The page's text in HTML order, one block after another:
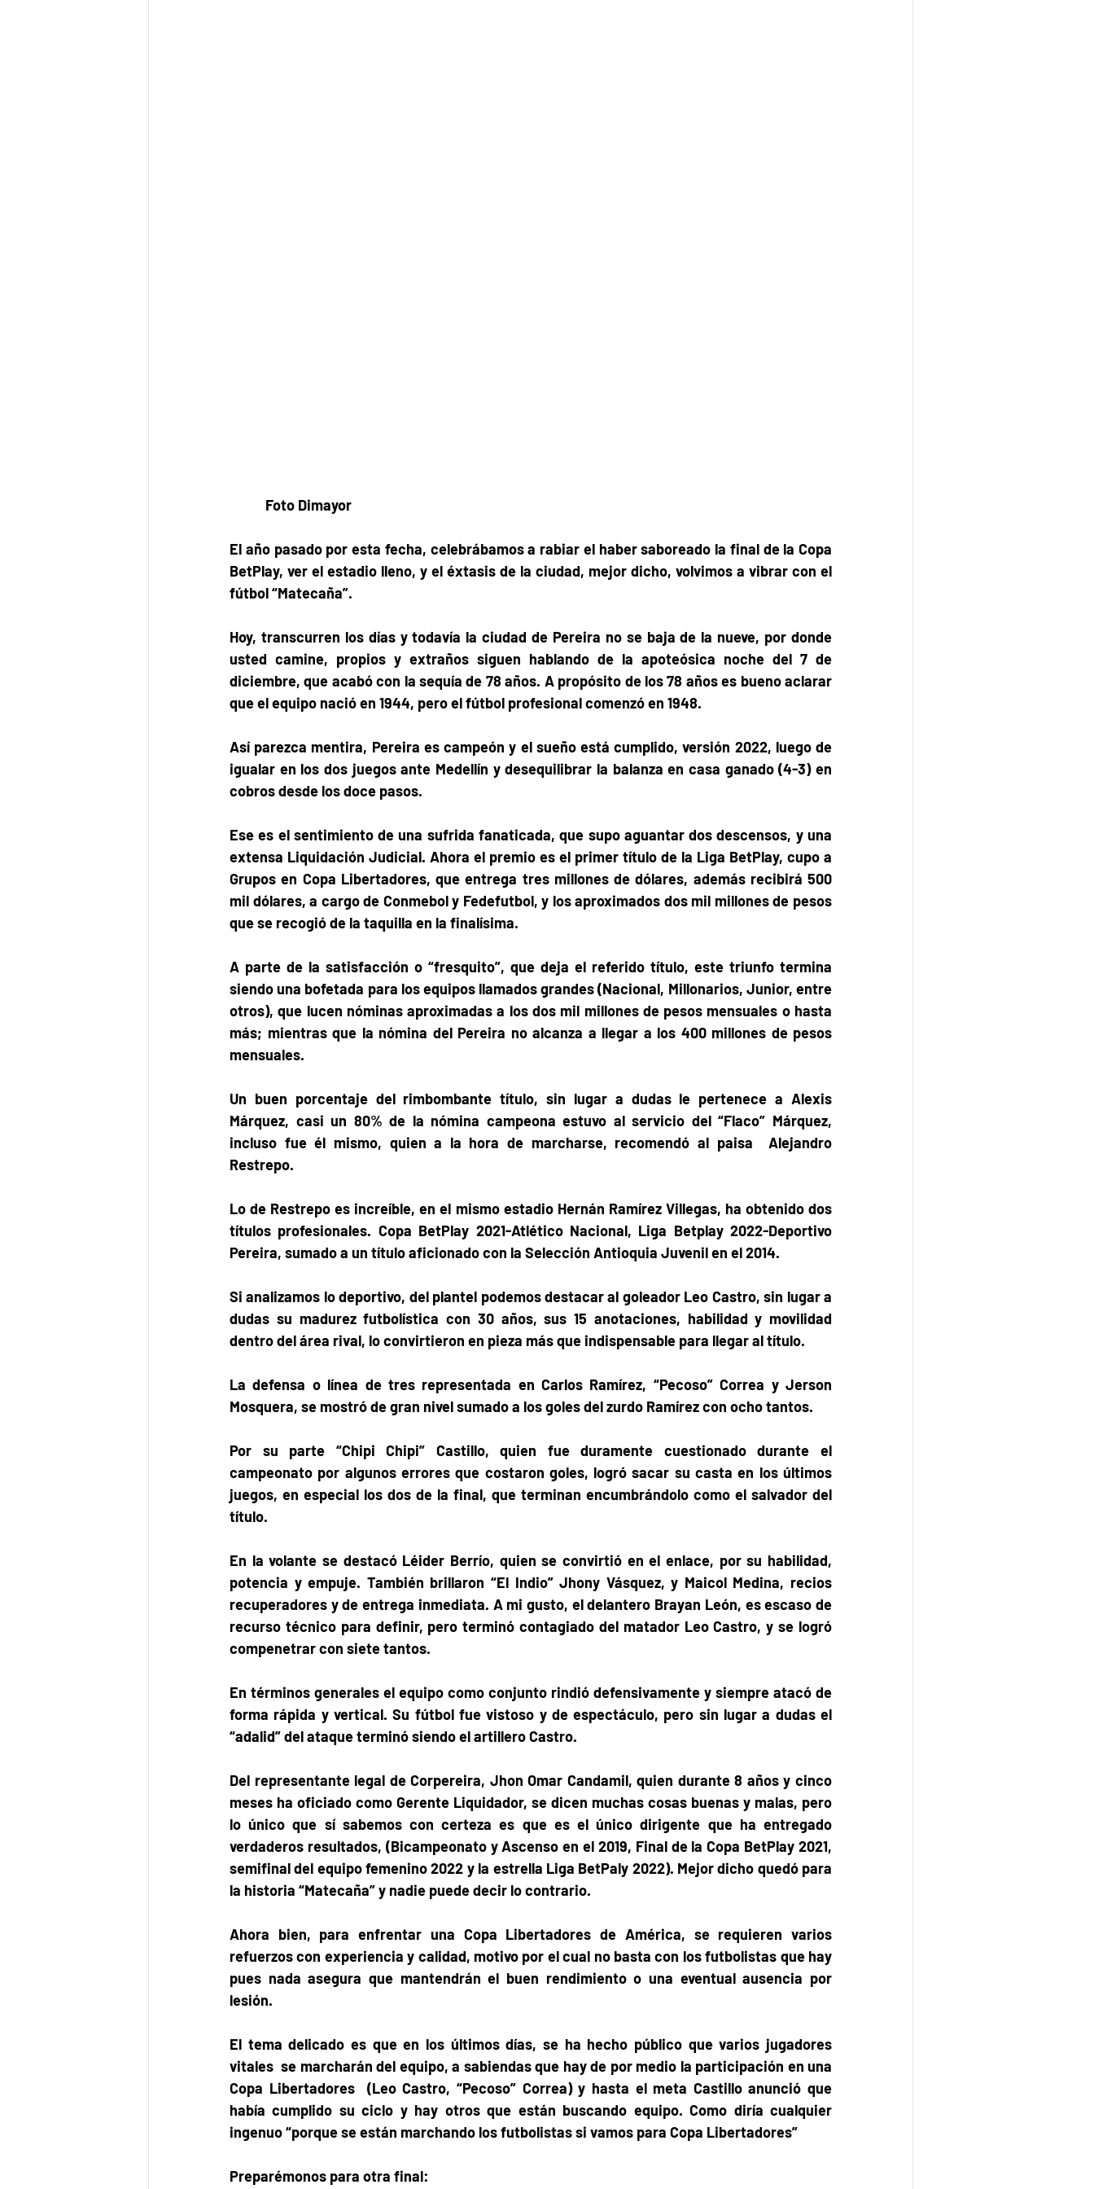
           Foto Dimayor
El año pasado por esta fecha, celebrábamos a rabiar el haber saboreado la final de la Copa
BetPlay, ver el estadio lleno, y el éxtasis de la ciudad, mejor dicho, volvimos a vibrar con el
fútbol “Matecaña”.
Hoy, transcurren los días y todavía la ciudad de Pereira no se baja de la nueve, por donde
usted camine, propios y extraños siguen hablando de la apoteósica noche del 7 de
diciembre, que acabó con la sequía de 78 años. A propósito de los 78 años es bueno aclarar
que el equipo nació en 1944, pero el fútbol profesional comenzó en 1948.
Así parezca mentira, Pereira es campeón y el sueño está cumplido, versión 2022, luego de
igualar en los dos juegos ante Medellín y desequilibrar la balanza en casa ganado (4-3) en
cobros desde los doce pasos.
Ese es el sentimiento de una sufrida fanaticada, que supo aguantar dos descensos, y una
extensa Liquidación Judicial. Ahora el premio es el primer título de la Liga BetPlay, cupo a
Grupos en Copa Libertadores, que entrega tres millones de dólares, además recibirá 500
mil dólares, a cargo de Conmebol y Fedefutbol, y los aproximados dos mil millones de pesos
que se recogió de la taquilla en la finalísima.
A parte de la satisfacción o “fresquito”, que deja el referido título, este triunfo termina
siendo una bofetada para los equipos llamados grandes (Nacional, Millonarios, Junior, entre
otros), que lucen nóminas aproximadas a los dos mil millones de pesos mensuales o hasta
más; mientras que la nómina del Pereira no alcanza a llegar a los 400 millones de pesos
mensuales.
Un buen porcentaje del rimbombante título, sin lugar a dudas le pertenece a Alexis
Márquez, casi un 80% de la nómina campeona estuvo al servicio del “Flaco” Márquez,
incluso fue él mismo, quien a la hora de marcharse, recomendó al paisa  Alejandro
Restrepo.
Lo de Restrepo es increíble, en el mismo estadio Hernán Ramírez Villegas, ha obtenido dos
títulos profesionales. Copa BetPlay 2021-Atlético Nacional, Liga Betplay 2022-Deportivo
Pereira, sumado a un título aficionado con la Selección Antioquia Juvenil en el 2014.
Si analizamos lo deportivo, del plantel podemos destacar al goleador Leo Castro, sin lugar a
dudas su madurez futbolística con 30 años, sus 15 anotaciones, habilidad y movilidad
dentro del área rival, lo convirtieron en pieza más que indispensable para llegar al título.
La defensa o línea de tres representada en Carlos Ramírez, “Pecoso” Correa y Jerson
Mosquera, se mostró de gran nivel sumado a los goles del zurdo Ramírez con ocho tantos.
Por su parte “Chipi Chipi” Castillo, quien fue duramente cuestionado durante el
campeonato por algunos errores que costaron goles, logró sacar su casta en los últimos
juegos, en especial los dos de la final, que terminan encumbrándolo como el salvador del
título.
En la volante se destacó Léider Berrío, quien se convirtió en el enlace, por su habilidad,
potencia y empuje. También brillaron “El Indio” Jhony Vásquez, y Maicol Medina, recios
recuperadores y de entrega inmediata. A mi gusto, el delantero Brayan León, es escaso de
recurso técnico para definir, pero terminó contagiado del matador Leo Castro, y se logró
compenetrar con siete tantos.
En términos generales el equipo como conjunto rindió defensivamente y siempre atacó de
forma rápida y vertical. Su fútbol fue vistoso y de espectáculo, pero sin lugar a dudas el
“adalid” del ataque terminó siendo el artillero Castro.
Del representante legal de Corpereira, Jhon Omar Candamil, quien durante 8 años y cinco
meses ha oficiado como Gerente Liquidador, se dicen muchas cosas buenas y malas, pero
lo único que sí sabemos con certeza es que es el único dirigente que ha entregado
verdaderos resultados, (Bicampeonato y Ascenso en el 2019, Final de la Copa BetPlay 2021,
semifinal del equipo femenino 2022 y la estrella Liga BetPaly 2022). Mejor dicho quedó para
la historia “Matecaña” y nadie puede decir lo contrario.
Ahora bien, para enfrentar una Copa Libertadores de América, se requieren varios
refuerzos con experiencia y calidad, motivo por el cual no basta con los futbolistas que hay
pues nada asegura que mantendrán el buen rendimiento o una eventual ausencia por
lesión.
El tema delicado es que en los últimos días, se ha hecho público que varios jugadores
vitales  se marcharán del equipo, a sabiendas que hay de por medio la participación en una
Copa Libertadores  (Leo Castro, “Pecoso” Correa) y hasta el meta Castillo anunció que
había cumplido su ciclo y hay otros que están buscando equipo. Como diría cualquier
ingenuo “porque se están marchando los futbolistas si vamos para Copa Libertadores”
Preparémonos para otra final: